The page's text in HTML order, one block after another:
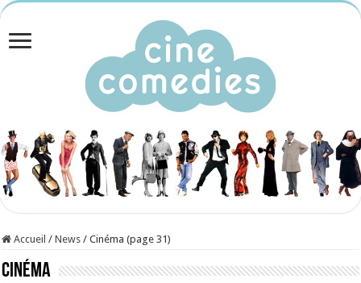
Accueil / News / Cinéma (page 31)
Cinéma